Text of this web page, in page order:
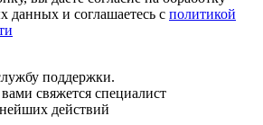
данных и соглашаетесь с политикой
поддержки.
свяжется специалист
действий